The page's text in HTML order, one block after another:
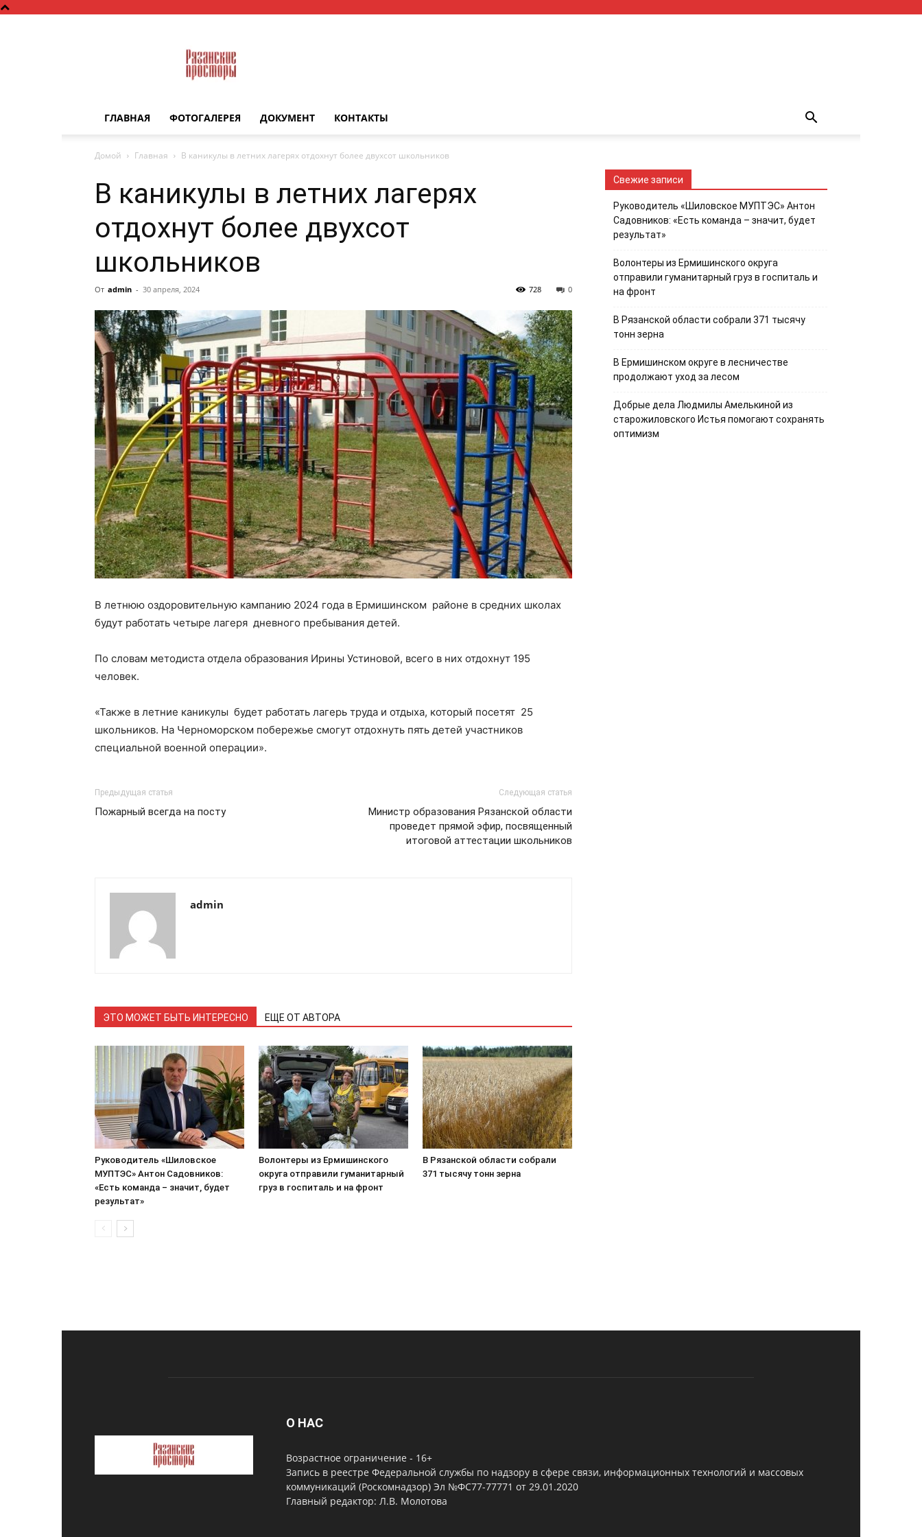
просторы
ГЛАВНАЯ ФОТОГАЛЕРЕЯ ДОКУМЕНТ КОНТАКТЫ
Домой Главная В каникулы в летних лагерях отдохнут более двухсот школьников
В каникулы в летних лагерях
отдохнут более двухсот
школьников
От admin - 30 апреля, 2024 0
728
В летнюю оздоровительную кампанию 2024 года в Ермишинском районе в средних школах
будут работать четыре лагеря дневного пребывания детей.
По словам методиста отдела образования Ирины Устиновой, всего в них отдохнут 195
человек.
«Также в летние каникулы будет работать лагерь труда и отдыха, который посетят 25
школьников. На Черноморском побережье смогут отдохнуть пять детей участников
специальной военной операции».
Предыдущая статья
Пожарный всегда на посту
Следующая статья
Министр образования Рязанской области
проведет прямой эфир, посвященный
итоговой аттестации школьников
admin
ЭТО МОЖЕТ БЫТЬ ИНТЕРЕСНО ЕЩЕ ОТ АВТОРА
Руководитель «Шиловское
МУПТЭС» Антон Садовников:
«Есть команда – значит, будет
результат»
Волонтеры из Ермишинского
округа отправили гуманитарный
груз в госпиталь и на фронт
В Рязанской области собрали
371 тысячу тонн зерна
Свежие записи
Руководитель «Шиловское МУПТЭС» Антон
Садовников: «Есть команда – значит, будет
результат»
Волонтеры из Ермишинского округа
отправили гуманитарный груз в госпиталь и
на фронт
В Рязанской области собрали 371 тысячу
тонн зерна
В Ермишинском округе в лесничестве
продолжают уход за лесом
Добрые дела Людмилы Амелькиной из
старожиловского Истья помогают сохранять
оптимизм
О НАС
Возрастное ограничение - 16+
Запись в реестре Федеральной службы по надзору в сфере связи, информационных технологий и массовых
коммуникаций (Роскомнадзор) Эл №ФС77-77771 от 29.01.2020
Главный редактор: Л.В. Молотова